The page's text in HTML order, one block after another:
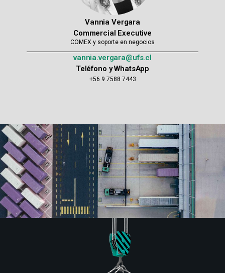
Vannia Vergara
Commercial Executive
COMEX y soporte en negocios
vannia.vergara@ufs.cl
Teléfono y WhatsApp
+56 9 7588 7443